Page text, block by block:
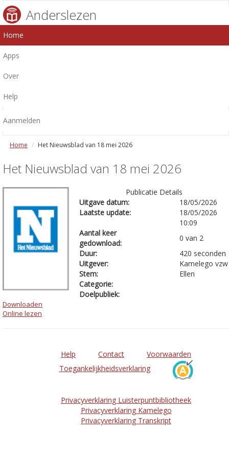
Anderslezen
Home
Apps
Over
Help
Aanmelden
Home Het Nieuwsblad van 18 mei 2026
Het Nieuwsblad van 18 mei 2026
Publicatie Details
Uitgave datum:
18/05/2026
Laatste update:
18/05/2026
10:09
Aantal keer
gedownload:
0 van 2
Duur:
420 seconden
Uitgever:
Kamelego vzw
Stem:
Ellen
Categorie:
Doelpubliek:
Downloaden
Online lezen
Help Contact
Voorwaarden
Toegankelijkheidsverklaring
Privacyverklaring Luisterpuntbibliotheek
Privacyverklaring Kamelego
Privacyverklaring Transkript